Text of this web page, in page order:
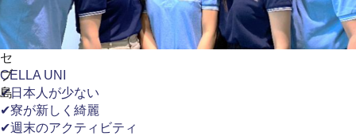
セ
ブ
島
CELLA UNI
✔日本人が少ない
✔寮が新しく綺麗
✔週末のアクティビティ